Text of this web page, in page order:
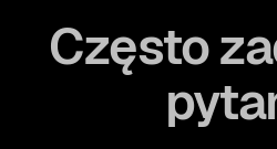
Często